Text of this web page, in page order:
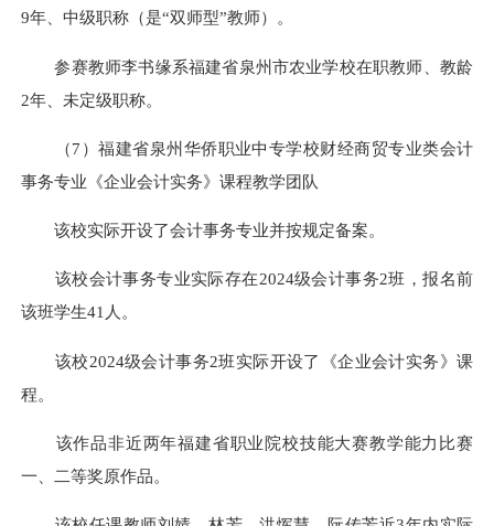
9年、中级职称（是“双师型”教师）。
参赛教师李书缘系福建省泉州市农业学校在职教师、教龄
2年、未定级职称。
（7）福建省泉州华侨职业中专学校财经商贸专业类会计
事务专业《企业会计实务》课程教学团队
该校实际开设了会计事务专业并按规定备案。
该校会计事务专业实际存在2024级会计事务2班，报名前
该班学生41人。
该校2024级会计事务2班实际开设了《企业会计实务》课
程。
该作品非近两年福建省职业院校技能大赛教学能力比赛
一、二等奖原作品。